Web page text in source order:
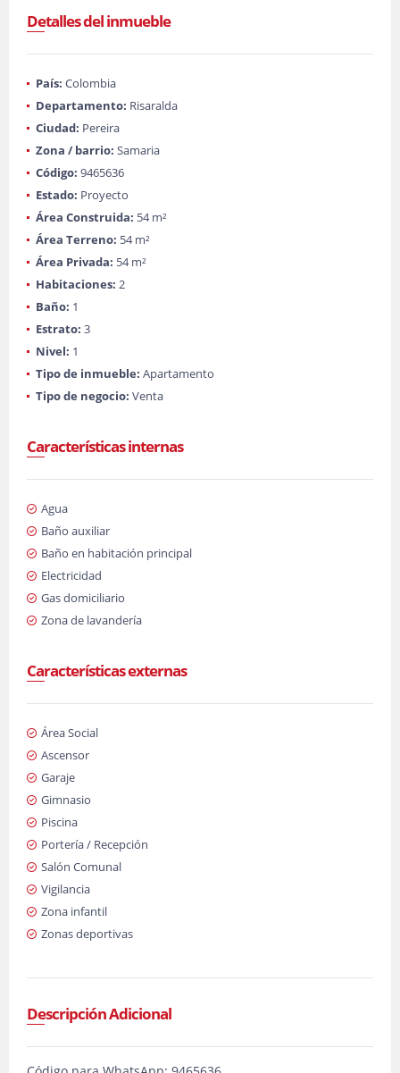
Detalles del inmueble
País: Colombia
Departamento: Risaralda
Ciudad: Pereira
Zona / barrio: Samaria
Código: 9465636
Estado: Proyecto
Área Construida: 54 m²
Área Terreno: 54 m²
Área Privada: 54 m²
Habitaciones: 2
Baño: 1
Estrato: 3
Nivel: 1
Tipo de inmueble: Apartamento
Tipo de negocio: Venta
Características internas
Agua
Baño auxiliar
Baño en habitación principal
Electricidad
Gas domiciliario
Zona de lavandería
Características externas
Área Social
Ascensor
Garaje
Gimnasio
Piscina
Portería / Recepción
Salón Comunal
Vigilancia
Zona infantil
Zonas deportivas
Descripción Adicional